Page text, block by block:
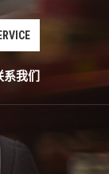
系我们